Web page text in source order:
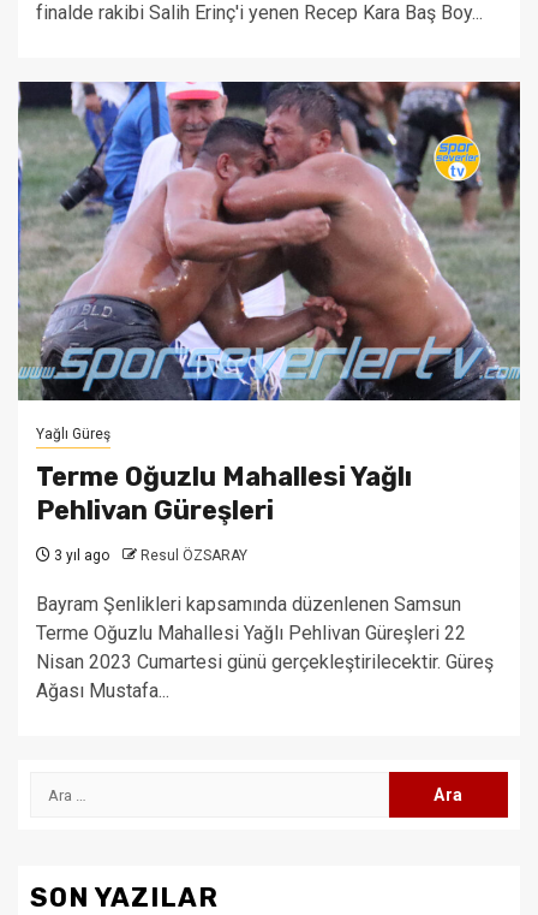
finalde rakibi Salih Erinç'i yenen Recep Kara Baş Boy...
Yağlı Güreş
Terme Oğuzlu Mahallesi Yağlı
Pehlivan Güreşleri
3 yıl ago Resul ÖZSARAY
Bayram Şenlikleri kapsamında düzenlenen Samsun
Terme Oğuzlu Mahallesi Yağlı Pehlivan Güreşleri 22
Nisan 2023 Cumartesi günü gerçekleştirilecektir. Güreş
Ağası Mustafa...
Arama:
SON YAZILAR